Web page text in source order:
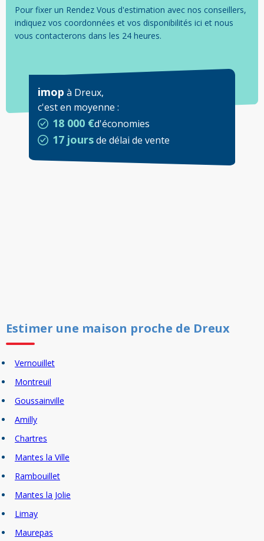
Pour fixer un Rendez Vous d'estimation avec nos conseillers,
indiquez vos coordonnées et vos disponibilités ici et nous
vous contacterons dans les 24 heures.
imop à Dreux,
c'est en moyenne :
18 000 €d'économies
17 joursde délai de vente
Estimer une maison proche de Dreux
Vernouillet
Montreuil
Goussainville
Amilly
Chartres
Mantes la Ville
Rambouillet
Mantes la Jolie
Limay
Maurepas